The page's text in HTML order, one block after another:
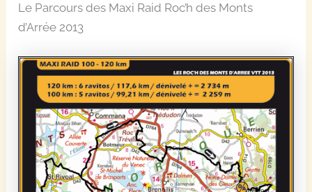
Le Parcours des Maxi Raid Roc’h des Monts
d’Arrée 2013